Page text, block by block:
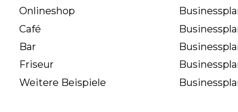
Onlineshop
Café
Bar
Friseur
Weitere Beispiele